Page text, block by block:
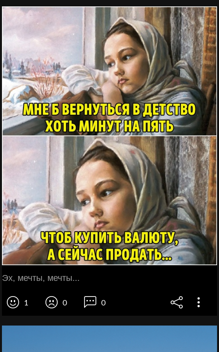
Эх, мечты, мечты...
1 0 0